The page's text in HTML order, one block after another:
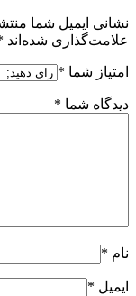
نشانی ایمیل شما
علامت‌گذاری شده‌اند
امتیاز شما *
دیدگاه شما *
نام *
ایمیل *